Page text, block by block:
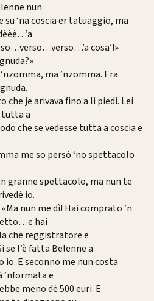
nun
‘na coscia er tatuaggio, ma
cosa’!»
ma ‘nzomma. Era
che je arivava fino a li piedi. Lei
tutta a
che se vedesse tutta a coscia e
me so persò ‘no spettacolo
granne spettacolo, ma nun te
io.
nun me dì! Hai comprato ‘n
hai
che reggistratore e
l’è fatta Belenne a
io. E seconno me nun costa
‘nformata e
meno dè 500 euri. E